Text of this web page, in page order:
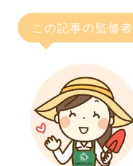
この記事の監修者